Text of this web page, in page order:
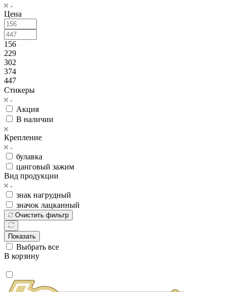
Цена
156
229
302
374
447
Стикеры
Акция
В наличии
Крепление
булавка
цанговый зажим
Вид продукции
знак нагрудный
значок лацканный
Очистить фильтр
Показать
Выбрать все
В корзину